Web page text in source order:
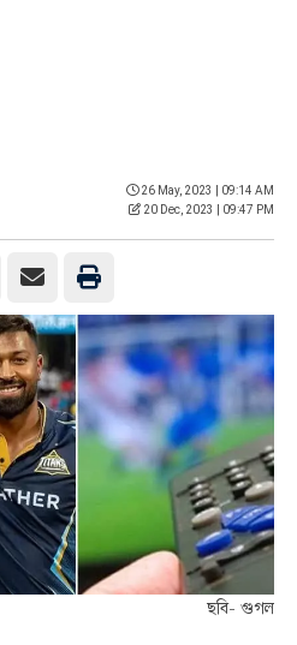
26 May, 2023 | 09:14 AM
20 Dec, 2023 | 09:47 PM
ছবি- গুগল